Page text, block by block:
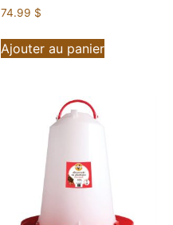
74.99 $
Ajouter au panier